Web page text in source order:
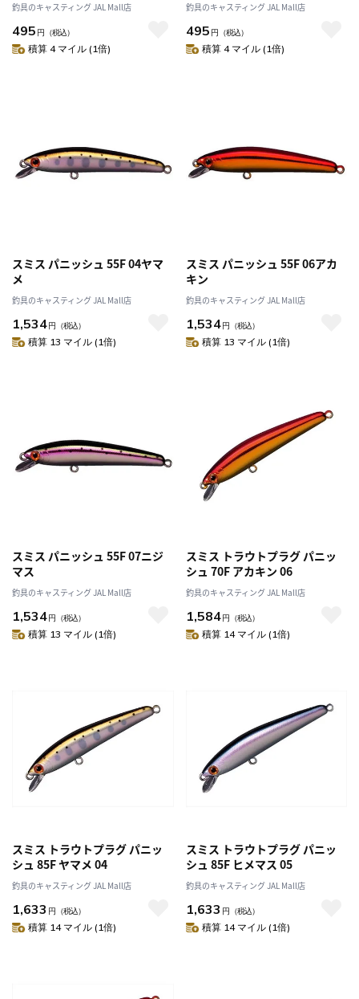
釣具のキャスティング JAL Mall店
495 円 （税込）
積算 4 マイル (1倍)
釣具のキャスティング JAL Mall店
495 円 （税込）
積算 4 マイル (1倍)
スミス パニッシュ 55F 04ヤマ
メ
釣具のキャスティング JAL Mall店
1,534円 （税込）
積算 13 マイル (1倍)
スミス パニッシュ 55F 06アカ
キン
釣具のキャスティング JAL Mall店
1,534円 （税込）
積算 13 マイル (1倍)
スミス パニッシュ 55F 07ニジ
マス
釣具のキャスティング JAL Mall店
1,534円 （税込）
積算 13 マイル (1倍)
スミス トラウトプラグ パニッ
シュ 70F アカキン 06
釣具のキャスティング JAL Mall店
1,584円 （税込）
積算 14 マイル (1倍)
スミス トラウトプラグ パニッ
シュ 85F ヤマメ 04
釣具のキャスティング JAL Mall店
1,633 円 （税込）
積算 14 マイル (1倍)
スミス トラウトプラグ パニッ
シュ 85F ヒメマス 05
釣具のキャスティング JAL Mall店
1,633 円 （税込）
積算 14 マイル (1倍)